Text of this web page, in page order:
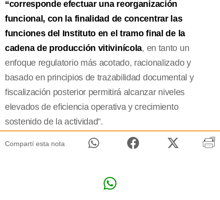
“corresponde efectuar una reorganización
funcional, con la finalidad de concentrar las
funciones del Instituto en el tramo final de la
cadena de producción vitivinícola, en tanto un
enfoque regulatorio más acotado, racionalizado y
basado en principios de trazabilidad documental y
fiscalización posterior permitirá alcanzar niveles
elevados de eficiencia operativa y crecimiento
sostenido de la actividad”.
Compartí esta nota